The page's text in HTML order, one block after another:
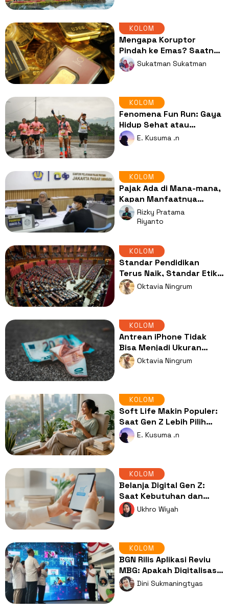
KOLOM
Mengapa Koruptor
Pindah ke Emas? Saatnya
AI Mengendus Brankas
Tersembunyi
Sukatman Sukatman
KOLOM
Fenomena Fun Run: Gaya
Hidup Sehat atau
Sekadar Ajang Konten
Media Sosial?
E. Kusuma .n
KOLOM
Pajak Ada di Mana-mana,
Kapan Manfaatnya
Benar-benar Dirasakan
Kita Semua?
Rizky Pratama
Riyanto
KOLOM
Standar Pendidikan
Terus Naik, Standar Etika
Politik Jalan di Tempat
Oktavia Ningrum
KOLOM
Antrean iPhone Tidak
Bisa Menjadi Ukuran
Kesejahteraan Indonesia
Oktavia Ningrum
KOLOM
Soft Life Makin Populer:
Saat Gen Z Lebih Pilih
Hidup Tenang dan
Seimbang
E. Kusuma .n
KOLOM
Belanja Digital Gen Z:
Saat Kebutuhan dan
Keinginan Semakin Sulit
Dibedakan
Ukhro Wiyah
KOLOM
BGN Rilis Aplikasi Reviu
MBG: Apakah Digitalisasi
Menjawab Akar Masalah?
Dini Sukmaningtyas